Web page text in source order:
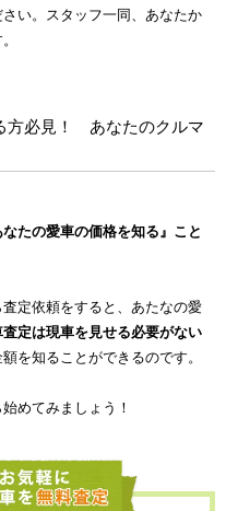
い。スタッフ一同、あなたか
方必見！ あなたのクルマ
たの愛車の価格を知る』こと
定依頼をすると、あたなの愛
査定は現車を見せる必要がない
を知ることができるのです。
めてみましょう！